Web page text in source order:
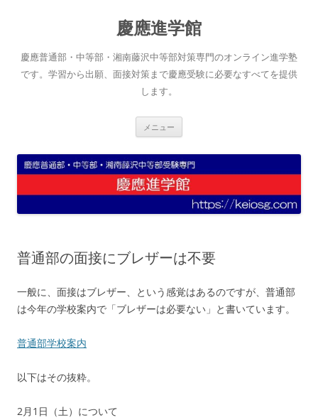
へ
ス
キ
慶應進学館
慶應普通部・中等部・湘南藤沢中等部対策専門のオンライン進学塾
です。学習から出願、面接対策まで慶應受験に必要なすべてを提供
します。
メニュー
普通部の面接にブレザーは不要
一般に、面接はブレザー、という感覚はあるのですが、普通部
は今年の学校案内で「ブレザーは必要ない」と書いています。
普通部学校案内
以下はその抜粋。
2月1日（土）について